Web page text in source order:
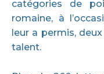
catégories de
romaine, à
leur a permis,
talent.